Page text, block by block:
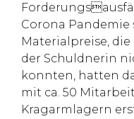
Corona
Materialpreise,
der Schuldnerin
konnten, hatten
mit ca. 50
Kragarmlagern